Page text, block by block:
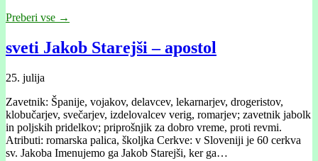
Preberi vse →
sveti Jakob Starejši – apostol
25. julija
Zavetnik: Španije, vojakov, delavcev, lekarnarjev, drogeristov,
klobučarjev, svečarjev, izdelovalcev verig, romarjev; zavetnik jabolk
in poljskih pridelkov; priprošnjik za dobro vreme, proti revmi.
Atributi: romarska palica, školjka Cerkve: v Sloveniji je 60 cerkva
sv. Jakoba Imenujemo ga Jakob Starejši, ker ga…